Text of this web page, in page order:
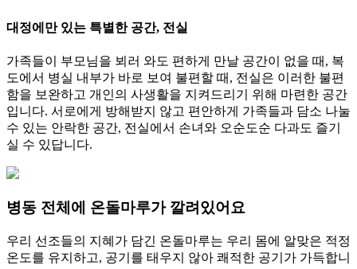
대정에만 있는 특별한 공간, 전실
가족들이 부모님을 뵈러 와도 편하게 만날 공간이 없을 때, 복
도에서 병실 내부가 바로 보여 불편할 때, 전실은 이러한 불편
함을 보완하고 개인의 사생활을 지켜드리기 위해 마련한 공간
입니다. 서로에게 방해받지 않고 편안하게 가족들과 담소 나눌
수 있는 안락한 공간, 전실에서 손녀와 오순도순 다과도 즐기
실 수 있답니다.
병동 전체에 온돌마루가 깔려있어요
우리 선조들의 지혜가 담긴 온돌마루는 우리 몸에 알맞은 적정
온도를 유지하고, 공기를 태우지 않아 쾌적한 공기가 가득합니